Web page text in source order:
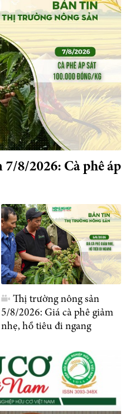
8/2026: Cà phê áp
Thị trường nông sản
5/8/2026: Giá cà phê giảm
nhẹ, hồ tiêu đi ngang